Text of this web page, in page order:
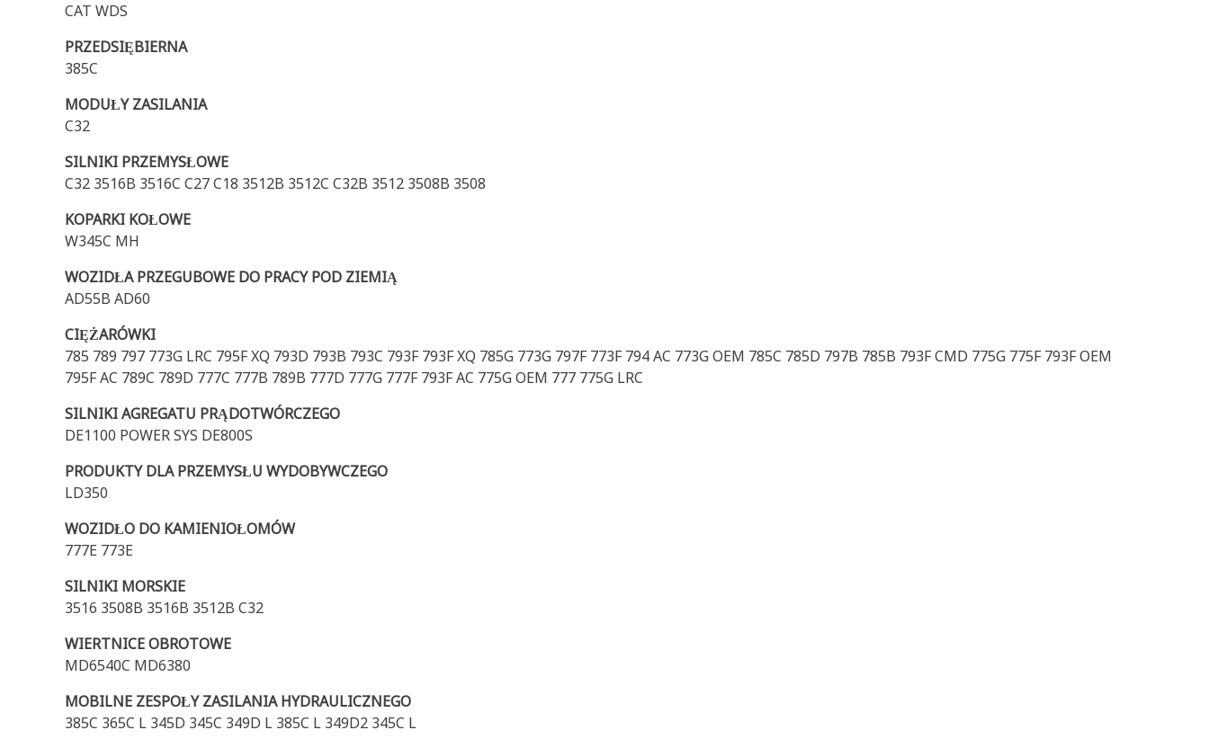
CAT WDS
PRZEDSIĘBIERNA
385C
MODUŁY ZASILANIA
C32
SILNIKI PRZEMYSŁOWE
C32 3516B 3516C C27 C18 3512B 3512C C32B 3512 3508B 3508
KOPARKI KOŁOWE
W345C MH
WOZIDŁA PRZEGUBOWE DO PRACY POD ZIEMIĄ
AD55B AD60
CIĘŻARÓWKI
785 789 797 773G LRC 795F XQ 793D 793B 793C 793F 793F XQ 785G 773G 797F 773F 794 AC 773G OEM 785C 785D 797B 785B 793F CMD 775G 775F 793F OEM
795F AC 789C 789D 777C 777B 789B 777D 777G 777F 793F AC 775G OEM 777 775G LRC
SILNIKI AGREGATU PRĄDOTWÓRCZEGO
DE1100 POWER SYS DE800S
PRODUKTY DLA PRZEMYSŁU WYDOBYWCZEGO
LD350
WOZIDŁO DO KAMIENIOŁOMÓW
777E 773E
SILNIKI MORSKIE
3516 3508B 3516B 3512B C32
WIERTNICE OBROTOWE
MD6540C MD6380
MOBILNE ZESPOŁY ZASILANIA HYDRAULICZNEGO
385C 365C L 345D 345C 349D L 385C L 349D2 345C L